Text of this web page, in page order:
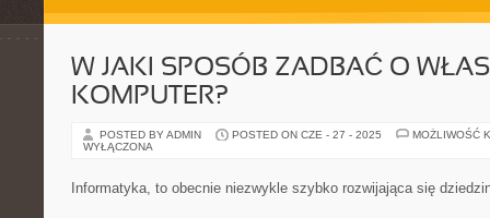
W JAKI SPOSÓB ZADBAĆ O
KOMPUTER?
POSTED BY ADMIN POSTED ON CZE - 27 - 2025
MOŻLIWOŚĆ
WYŁĄCZONA
Informatyka, to obecnie niezwykle szybko rozwijająca się